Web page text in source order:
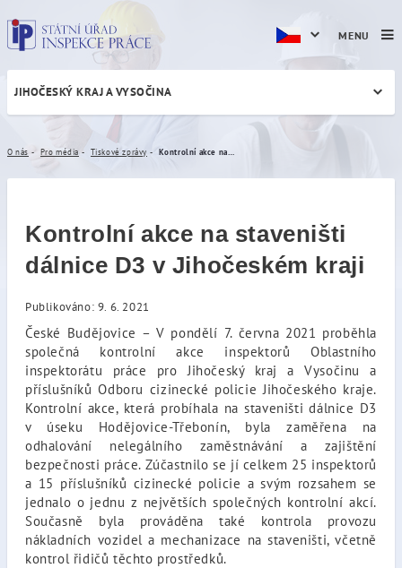
Kontrolní akce na
JIHOČESKÝ KRAJ A VYSOČINA
O nás Pro média Tiskové zprávy
Kontrolní akce na staveništi
dálnice D3 v Jihočeském kraji
Publikováno: 9. 6. 2021
České Budějovice – V pondělí 7. června 2021 proběhla
společná kontrolní akce inspektorů Oblastního
inspektorátu práce pro Jihočeský kraj a Vysočinu a
příslušníků Odboru cizinecké policie Jihočeského kraje.
Kontrolní akce, která probíhala na staveništi dálnice D3
v úseku Hodějovice-Třebonín, byla zaměřena na
odhalování nelegálního zaměstnávání a zajištění
bezpečnosti práce. Zúčastnilo se jí celkem 25 inspektorů
a 15 příslušníků cizinecké policie a svým rozsahem se
jednalo o jednu z největších společných kontrolní akcí.
Současně byla prováděna také kontrola provozu
nákladních vozidel a mechanizace na staveništi, včetně
kontrol řidičů těchto prostředků.
MENU